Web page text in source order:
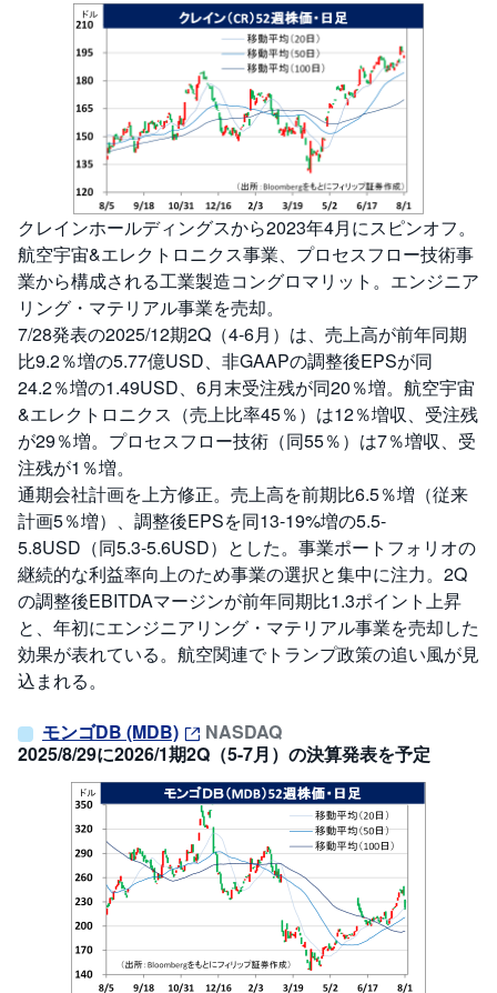
クレインホールディングスから2023年4月にスピンオフ。
航空宇宙&エレクトロニクス事業、プロセスフロー技術事
業から構成される工業製造コングロマリット。エンジニア
リング・マテリアル事業を売却。
7/28発表の2025/12期2Q（4-6月）は、売上高が前年同期
比9.2％増の5.77億USD、非GAAPの調整後EPSが同
24.2％増の1.49USD、6月末受注残が同20％増。航空宇宙
&エレクトロニクス（売上比率45％）は12％増収、受注残
が29％増。プロセスフロー技術（同55％）は7％増収、受
注残が1％増。
通期会社計画を上方修正。売上高を前期比6.5％増（従来
計画5％増）、調整後EPSを同13-19%増の5.5-
5.8USD（同5.3-5.6USD）とした。事業ポートフォリオの
継続的な利益率向上のため事業の選択と集中に注力。2Q
の調整後EBITDAマージンが前年同期比1.3ポイント上昇
と、年初にエンジニアリング・マテリアル事業を売却した
効果が表れている。航空関連でトランプ政策の追い風が見
込まれる。
モンゴDB (MDB)
NASDAQ
2025/8/29に2026/1期2Q（5-7月）の決算発表を予定